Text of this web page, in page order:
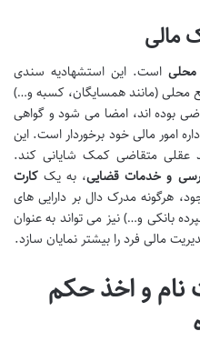
مالی
محلی است. این استشهادیه سندی
محلی (مانند همسایگان، کسبه و…)
بوده اند، امضا می شود و گواهی
امور مالی خود برخوردار است. این
عقلی متقاضی کمک شایانی کند.
و خدمات قضایی، به یک کارت
هرگونه مدرک دال بر دارایی های
بانکی و…) نیز می تواند به عنوان
مالی فرد را بیشتر نمایان سازد.
نام و اخذ حکم